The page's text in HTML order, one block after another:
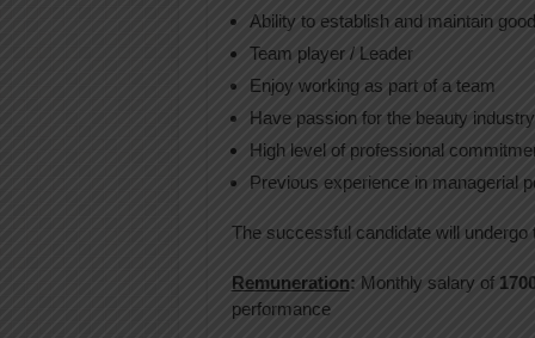
Ability to establish and maintain
Team player / Leader
Enjoy working as part of a team
Have passion for the beauty industry
High level of professional
Previous experience in managerial
The successful candidate will
Remuneration: Monthly salary of
performance